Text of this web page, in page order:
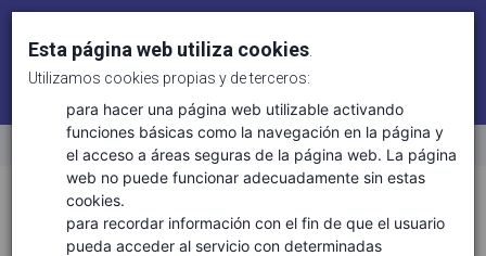
Sectores Ciencias de la vida
Esta página web utiliza cookies
Utilizamos cookies propias y de terceros:
para hacer una página web utilizable activando
funciones básicas como la navegación en la página y
el acceso a áreas seguras de la página web. La página
web no puede funcionar adecuadamente sin estas
cookies.
para recordar información con el fin de que el usuario
pueda acceder al servicio con determinadas